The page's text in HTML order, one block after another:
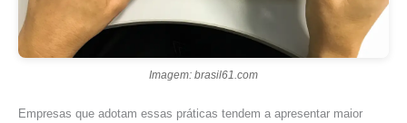
Imagem: brasil61.com
Empresas que adotam essas práticas tendem a apresentar maior